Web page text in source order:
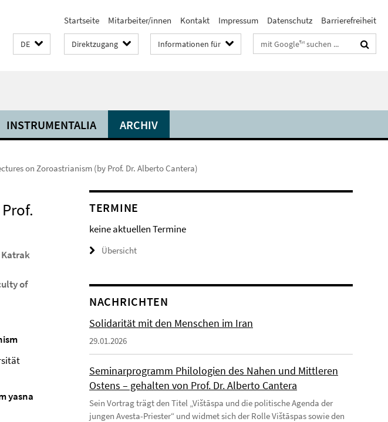
Startseite Mitarbeiter/innen Kontakt Impressum Datenschutz Barrierefreiheit
DE Direktzugang Informationen für Suchbegriffe
INSTRUMENTALIA ARCHIV
on Zoroastrianism (by Prof. Dr. Alberto Cantera)
of
yasna
TERMINE
keine aktuellen Termine
Übersicht
NACHRICHTEN
Solidarität mit den Menschen im Iran
29.01.2026
Seminarprogramm Philologien des Nahen und Mittleren
Ostens – gehalten von Prof. Dr. Alberto Cantera
Sein Vortrag trägt den Titel „Vištāspa und die politische Agenda der
jungen Avesta-Priester“ und widmet sich der Rolle Vištāspas sowie den